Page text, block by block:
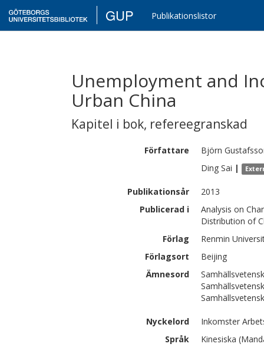
GUP Publikationslistor
Unemployment and
Urban China
Kapitel i bok, refereegranskad
Författare Björn
Ding Sai |
Publikationsår
2013
Publicerad i
Analysis on
Distribution of
Förlag
Renmin
Förlagsort
Beijing
Ämnesord
Nyckelord
Inkomster
Språk
Kinesiska